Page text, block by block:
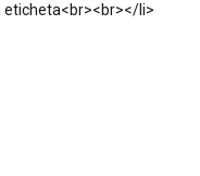
eticheta<br><br></li>